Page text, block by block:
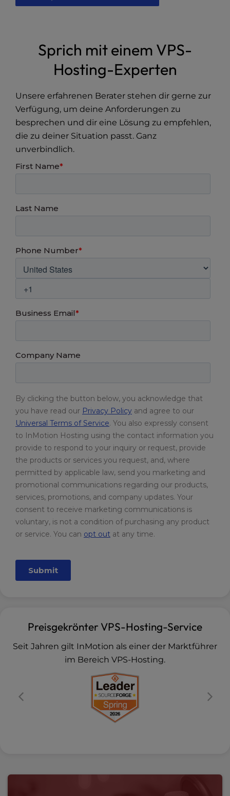
Sprich mit einem VPS-
Hosting-Experten
Unsere erfahrenen Berater stehen dir gerne zur
Verfügung, um deine Anforderungen zu
besprechen und dir eine Lösung zu empfehlen,
die zu deiner Situation passt. Ganz
unverbindlich.
Preisgekrönter VPS-Hosting-Service
Seit Jahren gilt InMotion als einer der Marktführer
im Bereich VPS-Hosting.